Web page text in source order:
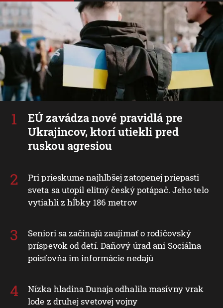
EÚ zavádza nové pravidlá pre
Ukrajincov, ktorí utiekli pred
ruskou agresiou
Pri prieskume najhlbšej zatopenej priepasti
sveta sa utopil elitný český potápač. Jeho telo
vytiahli z hĺbky 186 metrov
Seniori sa začínajú zaujímať o rodičovský
príspevok od detí. Daňový úrad ani Sociálna
poisťovňa im informácie nedajú
Nízka hladina Dunaja odhalila masívny vrak
lode z druhej svetovej vojny